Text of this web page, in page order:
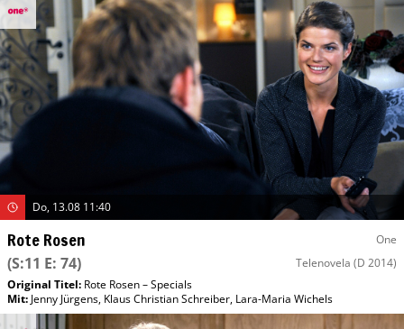
Do, 13.08 11:40
Rote Rosen One
(S:11 E: 74) Telenovela (D 2014)
Original Titel: Rote Rosen – Specials
Mit: Jenny Jürgens, Klaus Christian Schreiber, Lara-Maria Wichels